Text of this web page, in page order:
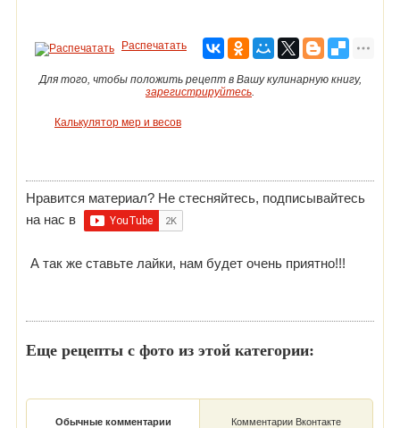
Распечатать
Для того, чтобы положить рецепт в Вашу кулинарную книгу,
зарегистрируйтесь.
Калькулятор мер и весов
Нравится материал? Не стесняйтесь, подписывайтесь
на нас в
А так же ставьте лайки, нам будет очень приятно!!!
Еще рецепты с фото из этой категории:
Обычные комментарии Комментарии Вконтакте